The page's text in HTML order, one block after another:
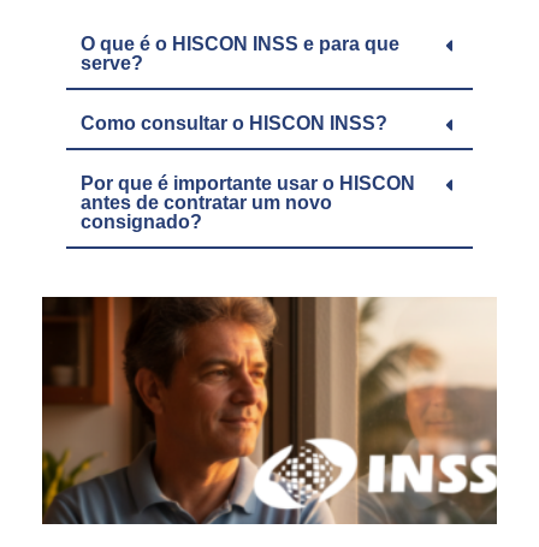
O que é o HISCON INSS e para que
serve?
Como consultar o HISCON INSS?
Por que é importante usar o HISCON
antes de contratar um novo
consignado?